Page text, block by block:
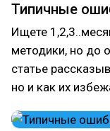
Типичные
Ищете
методики, но до
статье
но и как их